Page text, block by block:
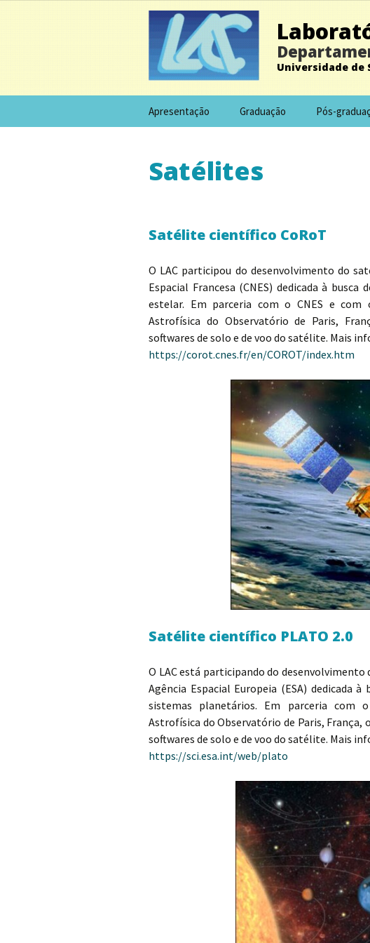
Universidade de
Apresentação Graduação Pós-
Satélites
Satélite científico CoRoT
O LAC participou do desenvolvimento do
Espacial Francesa (CNES) dedicada à
estelar. Em parceria com o CNES e com
Astrofísica do Observatório de Paris,
softwares de solo e de voo do satélite. Mais
https://corot.cnes.fr/en/COROT/index.htm
Satélite científico PLATO 2.0
O LAC está participando do
Agência Espacial Europeia (ESA) dedicada
sistemas planetários. Em parceria com
Astrofísica do Observatório de Paris, França,
softwares de solo e de voo do satélite. Mais
https://sci.esa.int/web/plato